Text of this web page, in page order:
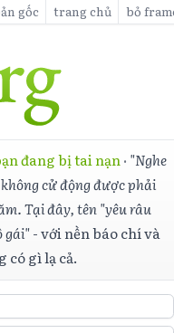
gốc trang chủ bỏ
đang bị tai nạn · "Nghe
cử động được phải
Tại đây, tên "yêu râu
gái"- với nền báo chí và
có gì lạ cả.